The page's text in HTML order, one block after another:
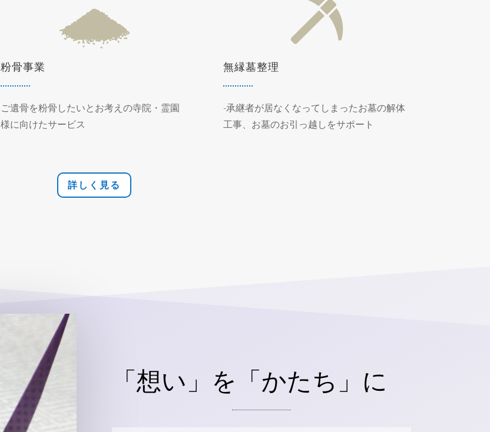
粉骨事業
ご遺骨を粉骨したいとお考えの寺院・霊園
様に向けたサービス
無縁墓整理
-承継者が居なくなってしまったお墓の解体
工事、お墓のお引っ越しをサポート
詳しく見る
「想い」を「かたち」に